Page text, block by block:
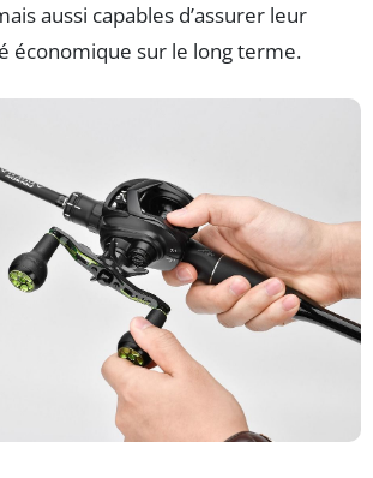
aussi capables d’assurer leur
économique sur le long terme.